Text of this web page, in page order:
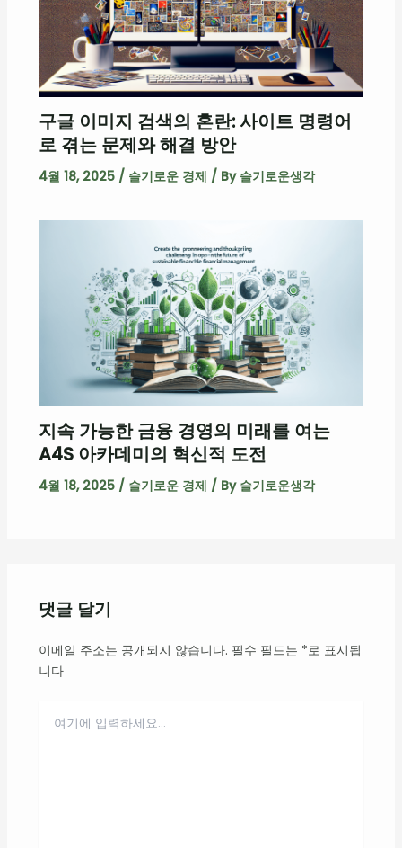
구글 이미지 검색의 혼란: 사이트 명령어
로 겪는 문제와 해결 방안
4월 18, 2025 / 슬기로운 경제 / By 슬기로운생각
지속 가능한 금융 경영의 미래를 여는
A4S 아카데미의 혁신적 도전
4월 18, 2025 / 슬기로운 경제 / By 슬기로운생각
댓글 달기
이메일 주소는 공개되지 않습니다. 필수 필드는 *로 표시됩
니다